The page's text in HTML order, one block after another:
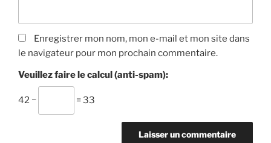
Enregistrer mon nom, mon e-mail et mon site dans
le navigateur pour mon prochain commentaire.
Veuillez faire le calcul (anti-spam):
42 − = 33